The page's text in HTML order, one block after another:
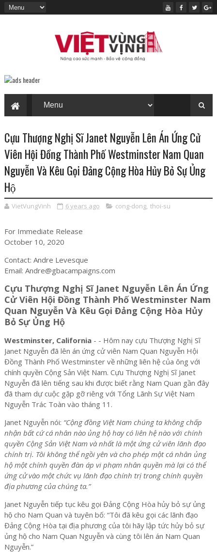
Cựu Thượng Nghị Sĩ Janet Nguyễn Lên Án Ứng Cử
Viên Hội Đồng Thành Phố Westminster Nam Quan
Nguyễn Và Kêu Gọi Đảng Cộng Hòa Hủy Bỏ Sự Ủng
Hộ
VietVungVinh 6 years ago cong-dong, thoi-su
For Immediate Release
October 10, 2020
Contact: Andre Levesque
Email: Andre@gbacampaigns.com
Cựu Thượng Nghị Sĩ Janet Nguyễn Lên Án Ứng
Cử Viên Hội Đồng Thành Phố Westminster Nam
Quan Nguyễn Và Kêu Gọi Đảng Cộng Hòa Hủy
Bỏ Sự Ủng Hộ
Westminster, California - - Hôm nay cựu Thượng Nghị Sĩ
Janet Nguyễn đã lên án ứng cử viên Nam Quan Nguyễn Hội
Đồng Thành Phố Westminster về những liên hệ của ông với
chính quyền Cộng Sản Việt Nam. Cựu Thượng Nghị Sĩ Janet
Nguyễn đã lên tiếng sau khi được biết rằng Nam Quan gần đây
đã tham dự cuộc gặp gỡ riêng với Tổng Lãnh Sự Việt Nam
Nguyễn Trác Toàn vào tháng 11.
Janet Nguyễn nói: “Cộng đồng Việt Nam chúng ta không chấp
nhận bất cứ cá nhân nào ủng hộ hay có liên hệ nào với chính
quyền Cộng Sản Việt Nam và nhất là một ứng cử viên lãnh đạo
chính trị. Tôi không thể ngồi yên và cho phép một cá nhân ủng
hộ một chính quyền đàn áp vi phạm nhân quyền mà lại có thể
ứng cử vào một chức vụ lãnh đạo chính trị trong chính quyền
địa phương của chúng ta.”
Janet Nguyễn tiếp tục kêu gọi Đảng Cộng Hòa hủy bỏ sự ủng
hộ cho Nam Quan và tuyên bố: “Tôi đã kêu gọi các lãnh đạo
Đảng Cộng Hòa tại địa phương của tôi hãy lập tức hủy bỏ sự
ủng hộ cho Nam Quan Nguyễn và cùng tôi lên án Nam Quan
Nguyễn.”